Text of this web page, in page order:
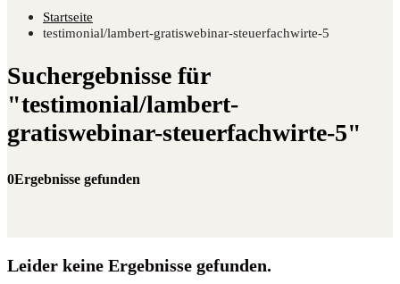
Startseite
testimonial/lambert-gratiswebinar-steuerfachwirte-5
Suchergebnisse für
"testimonial/lambert-
gratiswebinar-steuerfachwirte-5"
0Ergebnisse gefunden
Leider keine Ergebnisse gefunden.